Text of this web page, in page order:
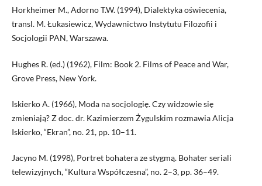
Horkheimer M., Adorno T.W. (1994), Dialektyka oświecenia,
transl. M. Łukasiewicz, Wydawnictwo Instytutu Filozofii i
Socjologii PAN, Warszawa.
Hughes R. (ed.) (1962), Film: Book 2. Films of Peace and War,
Grove Press, New York.
Iskierko A. (1966), Moda na socjologię. Czy widzowie się
zmieniają? Z doc. dr. Kazimierzem Żygulskim rozmawia Alicja
Iskierko, “Ekran”, no. 21, pp. 10–11.
Jacyno M. (1998), Portret bohatera ze stygmą. Bohater seriali
telewizyjnych, “Kultura Współczesna”, no. 2–3, pp. 36–49.